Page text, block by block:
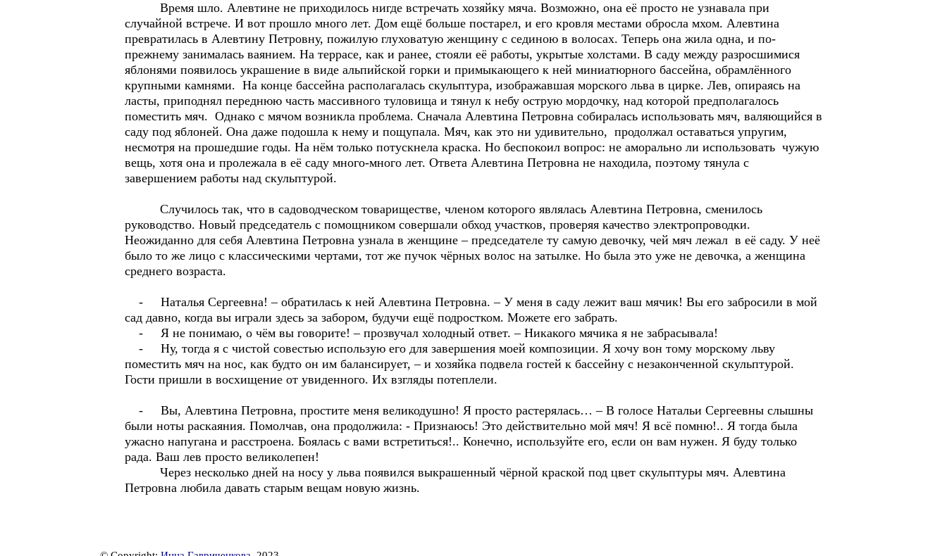
Время шло. Алевтине не приходилось нигде встречать хозяйку мяча. Возможно, она её просто не узнавала при
случайной встрече. И вот прошло много лет. Дом ещё больше постарел, и его кровля местами обросла мхом. Алевтина
превратилась в Алевтину Петровну, пожилую глуховатую женщину с сединою в волосах. Теперь она жила одна, и по-
прежнему занималась ваянием. На террасе, как и ранее, стояли её работы, укрытые холстами. В саду между разросшимися
яблонями появилось украшение в виде альпийской горки и примыкающего к ней миниатюрного бассейна, обрамлённого
крупными камнями. На конце бассейна располагалась скульптура, изображавшая морского льва в цирке. Лев, опираясь на
ласты, приподнял переднюю часть массивного туловища и тянул к небу острую мордочку, над которой предполагалось
поместить мяч. Однако с мячом возникла проблема. Сначала Алевтина Петровна собиралась использовать мяч, валяющийся в
саду под яблоней. Она даже подошла к нему и пощупала. Мяч, как это ни удивительно, продолжал оставаться упругим,
несмотря на прошедшие годы. На нём только потускнела краска. Но беспокоил вопрос: не аморально ли использовать чужую
вещь, хотя она и пролежала в её саду много-много лет. Ответа Алевтина Петровна не находила, поэтому тянула с
завершением работы над скульптурой.
Случилось так, что в садоводческом товариществе, членом которого являлась Алевтина Петровна, сменилось
руководство. Новый председатель с помощником совершали обход участков, проверяя качество электропроводки.
Неожиданно для себя Алевтина Петровна узнала в женщине – председателе ту самую девочку, чей мяч лежал в её саду. У неё
было то же лицо с классическими чертами, тот же пучок чёрных волос на затылке. Но была это уже не девочка, а женщина
среднего возраста.
- Наталья Сергеевна! – обратилась к ней Алевтина Петровна. – У меня в саду лежит ваш мячик! Вы его забросили в мой
сад давно, когда вы играли здесь за забором, будучи ещё подростком. Можете его забрать.
- Я не понимаю, о чём вы говорите! – прозвучал холодный ответ. – Никакого мячика я не забрасывала!
- Ну, тогда я с чистой совестью использую его для завершения моей композиции. Я хочу вон тому морскому льву
поместить мяч на нос, как будто он им балансирует, – и хозяйка подвела гостей к бассейну с незаконченной скульптурой.
Гости пришли в восхищение от увиденного. Их взгляды потеплели.
- Вы, Алевтина Петровна, простите меня великодушно! Я просто растерялась… – В голосе Натальи Сергеевны слышны
были ноты раскаяния. Помолчав, она продолжила: - Признаюсь! Это действительно мой мяч! Я всё помню!.. Я тогда была
ужасно напугана и расстроена. Боялась с вами встретиться!.. Конечно, используйте его, если он вам нужен. Я буду только
рада. Ваш лев просто великолепен!
Через несколько дней на носу у льва появился выкрашенный чёрной краской под цвет скульптуры мяч. Алевтина
Петровна любила давать старым вещам новую жизнь.